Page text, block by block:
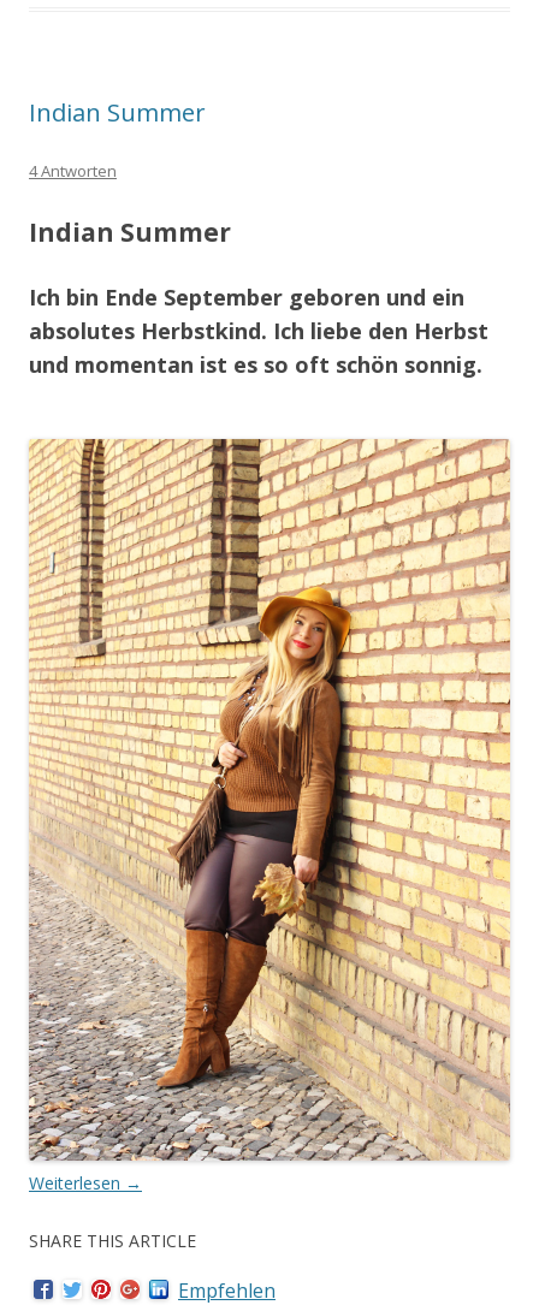
Indian Summer
4 Antworten
Indian Summer
Ich bin Ende September geboren und ein
absolutes Herbstkind. Ich liebe den Herbst
und momentan ist es so oft schön sonnig.
Weiterlesen →
SHARE THIS ARTICLE
Empfehlen